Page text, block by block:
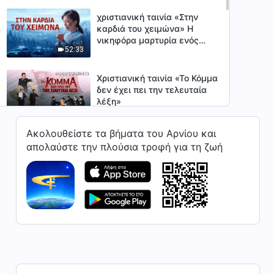
52:33
χριστιανική ταινία «Στην
καρδιά του χειμώνα» Η
νικηφόρα μαρτυρία ενός
Χριστιανική ταινία «Το Κόμμα
δεν έχει πει την τελευταία
λέξη»
1:00:02
Χριστιανική ταινία «17; Σιγά
μην είσαι!»
Χριστιανική ταινία «Από τα
Σαγόνια του Θανάτου» Η
εμπειρία ενός χριστιανού
Ακολουθείστε τα βήματα του Αρνίου και
απολαύστε την πλούσια τροφή για τη ζωή